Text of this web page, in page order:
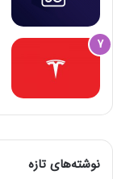
نوشته‌های تازه